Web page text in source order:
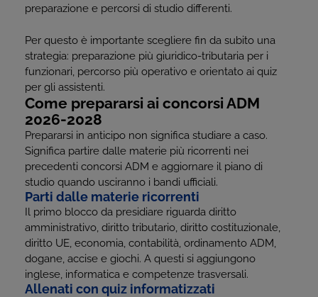
preparazione e percorsi di studio differenti.
Per questo è importante scegliere fin da subito una
strategia: preparazione più giuridico-tributaria per i
funzionari, percorso più operativo e orientato ai quiz
per gli assistenti.
Come prepararsi ai concorsi ADM
2026-2028
Prepararsi in anticipo non significa studiare a caso.
Significa partire dalle materie più ricorrenti nei
precedenti concorsi ADM e aggiornare il piano di
studio quando usciranno i bandi ufficiali.
Parti dalle materie ricorrenti
Il primo blocco da presidiare riguarda diritto
amministrativo, diritto tributario, diritto costituzionale,
diritto UE, economia, contabilità, ordinamento ADM,
dogane, accise e giochi. A questi si aggiungono
inglese, informatica e competenze trasversali.
Allenati con quiz informatizzati